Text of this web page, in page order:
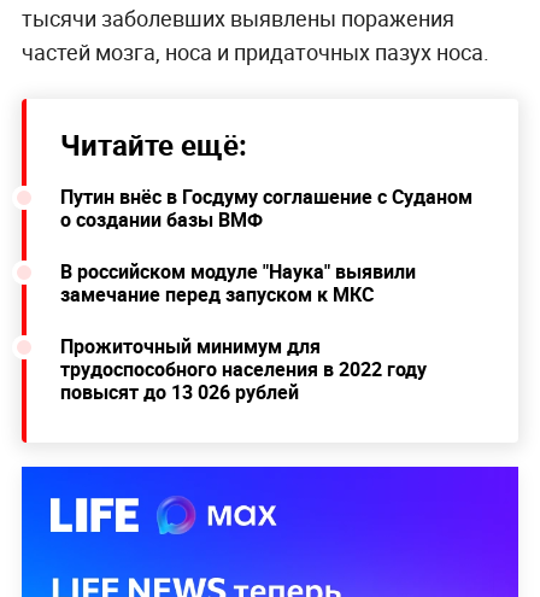
тысячи заболевших выявлены поражения
частей мозга, носа и придаточных пазух носа.
Читайте ещё:
Путин внёс в Госдуму соглашение с Суданом
о создании базы ВМФ
В российском модуле "Наука" выявили
замечание перед запуском к МКС
Прожиточный минимум для
трудоспособного населения в 2022 году
повысят до 13 026 рублей